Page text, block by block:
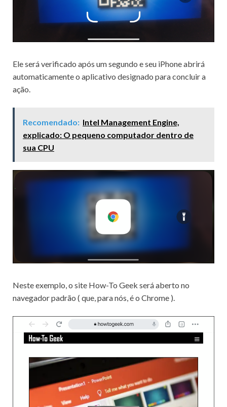
Ele será verificado após um segundo e seu iPhone abrirá
automaticamente o aplicativo designado para concluir a
ação.
Recomendado: Intel Management Engine,
explicado: O pequeno computador dentro de
sua CPU
Neste exemplo, o site How-To Geek será aberto no
navegador padrão ( que, para nós, é o Chrome ).